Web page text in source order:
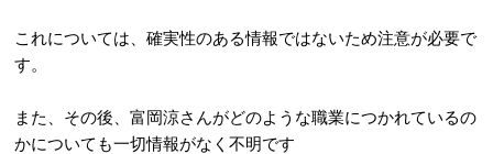
これについては、確実性のある情報ではないため注意が必要で
す。
また、その後、富岡涼さんがどのような職業につかれているの
かについても一切情報がなく不明です